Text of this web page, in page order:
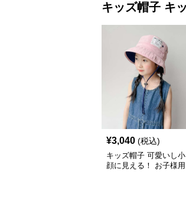
キッズ帽子 キ
¥3,040 (税込)
キッズ帽子 可愛いし小
顔に見える！ お子様用